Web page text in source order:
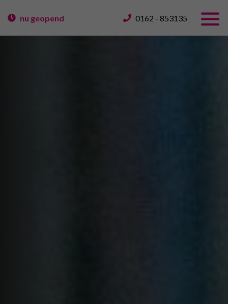
nu geopend 0162 - 853135